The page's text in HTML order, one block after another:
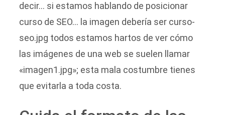
decir… si estamos hablando de posicionar
curso de SEO… la imagen debería ser curso-
seo.jpg todos estamos hartos de ver cómo
las imágenes de una web se suelen llamar
«imagen1.jpg»; esta mala costumbre tienes
que evitarla a toda costa.